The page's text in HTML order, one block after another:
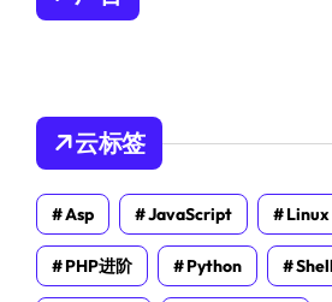
云标签
Asp JavaScript Linux
PHP进阶 Python